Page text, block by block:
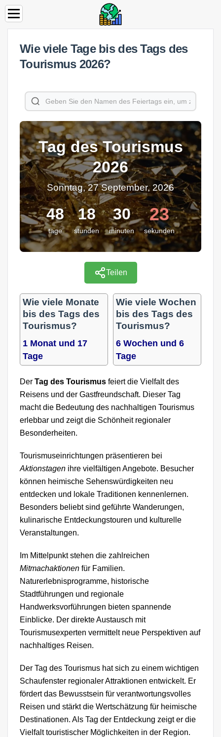
Wie viele Tage bis des Tags des
Tourismus 2026?
Tag des Tourismus
2026
Sonntag, 27 September, 2026
48
tage
18
stunden
30
minuten
23
sekunden
Teilen
Wie viele Monate
bis des Tags des
Tourismus?
1 Monat und 17
Tage
Wie viele Wochen
bis des Tags des
Tourismus?
6 Wochen und 6
Tage
Der Tag des Tourismus feiert die Vielfalt des
Reisens und der Gastfreundschaft. Dieser Tag
macht die Bedeutung des nachhaltigen Tourismus
erlebbar und zeigt die Schönheit regionaler
Besonderheiten.
Tourismuseinrichtungen präsentieren bei
Aktionstagen ihre vielfältigen Angebote. Besucher
können heimische Sehenswürdigkeiten neu
entdecken und lokale Traditionen kennenlernen.
Besonders beliebt sind geführte Wanderungen,
kulinarische Entdeckungstouren und kulturelle
Veranstaltungen.
Im Mittelpunkt stehen die zahlreichen
Mitmachaktionen für Familien.
Naturerlebnisprogramme, historische
Stadtführungen und regionale
Handwerksvorführungen bieten spannende
Einblicke. Der direkte Austausch mit
Tourismusexperten vermittelt neue Perspektiven auf
nachhaltiges Reisen.
Der Tag des Tourismus hat sich zu einem wichtigen
Schaufenster regionaler Attraktionen entwickelt. Er
fördert das Bewusstsein für verantwortungsvolles
Reisen und stärkt die Wertschätzung für heimische
Destinationen. Als Tag der Entdeckung zeigt er die
Vielfalt touristischer Möglichkeiten in der Region.